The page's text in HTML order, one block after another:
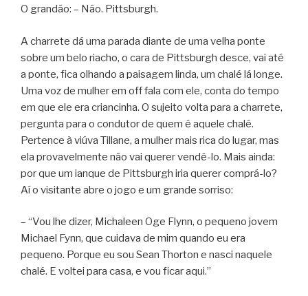
O grandão: – Não. Pittsburgh.
A charrete dá uma parada diante de uma velha ponte
sobre um belo riacho, o cara de Pittsburgh desce, vai até
a ponte, fica olhando a paisagem linda, um chalé lá longe.
Uma voz de mulher em off fala com ele, conta do tempo
em que ele era criancinha. O sujeito volta para a charrete,
pergunta para o condutor de quem é aquele chalé.
Pertence à viúva Tillane, a mulher mais rica do lugar, mas
ela provavelmente não vai querer vendê-lo. Mais ainda:
por que um ianque de Pittsburgh iria querer comprá-lo?
Aí o visitante abre o jogo e um grande sorriso:
– “Vou lhe dizer, Michaleen Oge Flynn, o pequeno jovem
Michael Fynn, que cuidava de mim quando eu era
pequeno. Porque eu sou Sean Thorton e nasci naquele
chalé. E voltei para casa, e vou ficar aqui.”